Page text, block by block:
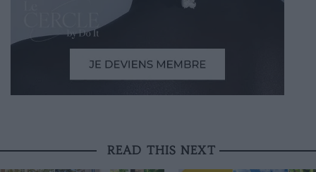
READ THIS NEXT